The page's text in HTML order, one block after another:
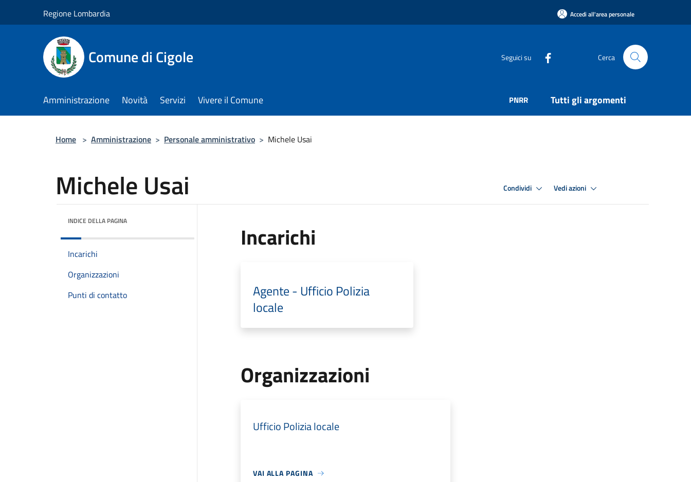
Regione Lombardia Accedi all'area personale
Comune di Cigole Seguici su Cerca
Amministrazione Novità Servizi Vivere il Comune PNRR Tutti gli argomenti
Home > Amministrazione > Personale amministrativo > Michele Usai
Michele Usai Condividi Vedi azioni
INDICE DELLA PAGINA
Incarichi
Organizzazioni
Punti di contatto
Incarichi
Agente - Ufficio Polizia
locale
Organizzazioni
Ufficio Polizia locale
VAI ALLA PAGINA